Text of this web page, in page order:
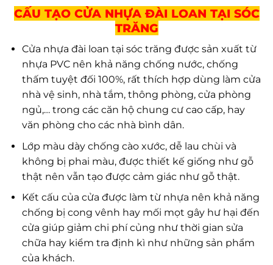
CẤU TẠO CỬA NHỰA ĐÀI LOAN TẠI SÓC
TRĂNG
Cửa nhựa đài loan tại sóc trăng được sản xuất từ
nhựa PVC nên khả năng chống nước, chống
thấm tuyệt đối 100%, rất thích hợp dùng làm cửa
nhà vệ sinh, nhà tắm, thông phòng, cửa phòng
ngủ,… trong các căn hộ chung cư cao cấp, hay
văn phòng cho các nhà bình dân.
Lớp màu dày chống cào xước, dễ lau chùi và
không bị phai màu, được thiết kế giống như gỗ
thật nên vẫn tạo được cảm giác như gỗ thật.
Kết cấu của cửa được làm từ nhựa nên khả năng
chống bị cong vênh hay mối mọt gây hư hại đến
cửa giúp giảm chi phí củng như thời gian sửa
chữa hay kiểm tra định kì như những sản phẩm
của khách.